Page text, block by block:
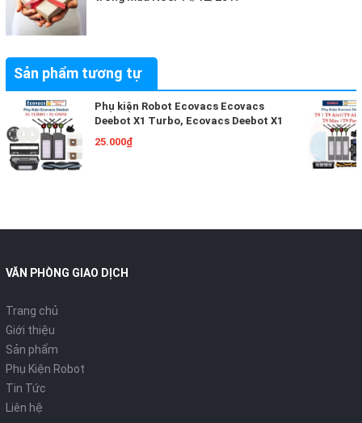
Sản phẩm tương tự
Phụ kiện Robot Ecovacs Ecovacs
Deebot X1 Turbo, Ecovacs Deebot X1
Omni, Phụ Kiện Robot Hút Bụi Lau Nhà
Ecovacs Deebot X1
25.000₫
VĂN PHÒNG GIAO DỊCH
Trang chủ
Giới thiệu
Sản phẩm
Phụ Kiện Robot
Tin Tức
Liên hệ